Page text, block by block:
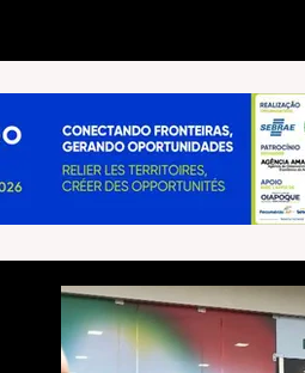
Mais Lidas